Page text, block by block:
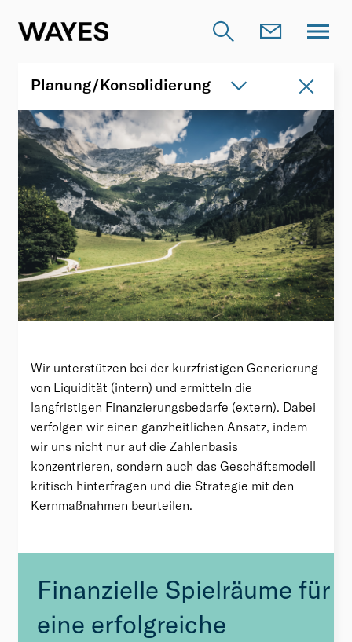
Planung/Konsolidierung
Planung/Konsolidierung
AGICAP
Lucanet
Working-Capital-Optimierung
Wir unterstützen bei der kurzfristigen Generierung
von Liquidität (intern) und ermitteln die
langfristigen Finanzierungsbedarfe (extern). Dabei
verfolgen wir einen ganzheitlichen Ansatz, indem
wir uns nicht nur auf die Zahlenbasis
konzentrieren, sondern auch das Geschäftsmodell
kritisch hinterfragen und die Strategie mit den
Kernmaßnahmen beurteilen.
Finanzielle Spielräume für
eine erfolgreiche